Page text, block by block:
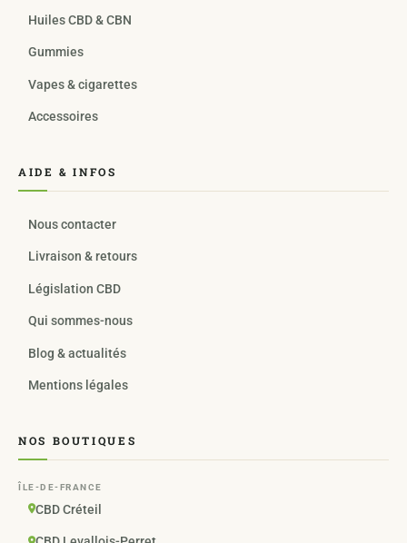
Huiles CBD & CBN
Gummies
Vapes & cigarettes
Accessoires
AIDE & INFOS
Nous contacter
Livraison & retours
Législation CBD
Qui sommes-nous
Blog & actualités
Mentions légales
NOS BOUTIQUES
ÎLE-DE-FRANCE
CBD Créteil